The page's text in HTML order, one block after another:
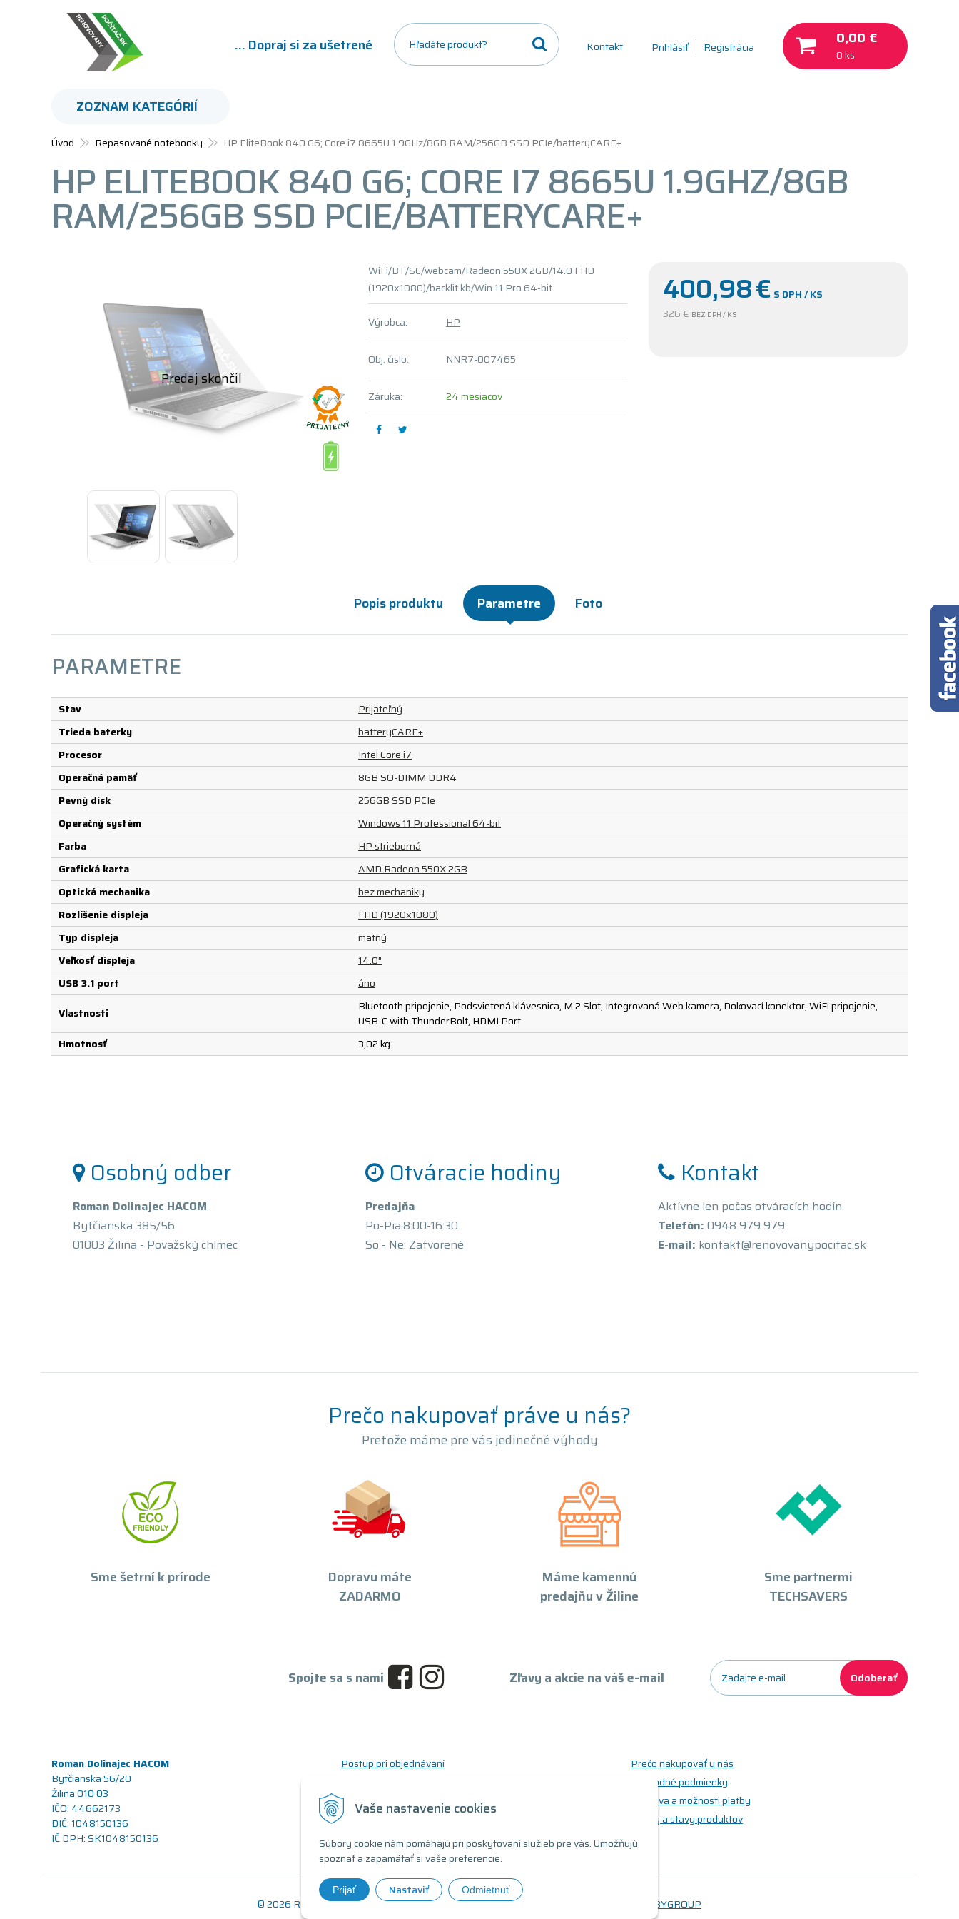
Vaše nastavenie cookies
Súbory cookie nám pomáhajú pri poskytovaní služieb pre vás. Umožňujú
spoznať a zapamätať si vaše preferencie.
Prijať Nastaviť Odmietnuť
... Dopraj si za ušetrené Prihlásiť Registrácia 0,00 €
0 ks
Kontakt
Úvod Repasované notebooky HP EliteBook 840 G6; Core i7 8665U 1.9GHz/8GB RAM/256GB SSD PCIe/batteryCARE+
HP ELITEBOOK 840 G6; CORE I7 8665U 1.9GHZ/8GB
RAM/256GB SSD PCIE/BATTERYCARE+
400,98€ S DPH / KS
326 € BEZ DPH / KS
WiFi/BT/SC/webcam/Radeon 550X 2GB/14.0 FHD
(1920x1080)/backlit kb/Win 11 Pro 64-bit
Výrobca: HP
Obj. čislo: NNR7-007465
Záruka: 24 mesiacov
Popis produktu Parametre Foto
PARAMETRE
Stav
Prijateľný
Trieda baterky
batteryCARE+
Procesor
Intel Core i7
Operačná pamäť
8GB SO-DIMM DDR4
Pevný disk
256GB SSD PCIe
Operačný systém
Windows 11 Professional 64-bit
Farba
HP strieborná
Grafická karta
AMD Radeon 550X 2GB
Optická mechanika
bez mechaniky
Rozlíšenie displeja
FHD (1920x1080)
Typ displeja
matný
Veľkosť displeja
14.0"
USB 3.1 port
áno
Vlastnosti
Bluetooth pripojenie, Podsvietená klávesnica, M.2 Slot, Integrovaná Web kamera, Dokovací konektor, WiFi pripojenie,
USB-C with ThunderBolt, HDMI Port
Hmotnosť
3,02 kg
ZOZNAM KATEGÓRIÍ
Osobný odber
Roman Dolinajec HACOM
Bytčianska 385/56
01003 Žilina - Považský chlmec
Otváracie hodiny
Predajňa
Po-Pia:8:00-16:30
So - Ne: Zatvorené
Kontakt
Aktívne len počas otváracích hodín
Telefón: 0948 979 979
E-mail: kontakt@renovovanypocitac.sk
Prečo nakupovať práve u nás?
Pretože máme pre vás jedinečné výhody
Sme šetrní k prírode
Dopravu máte
ZADARMO
Máme kamennú
predajňu v Žiline
Sme partnermi
TECHSAVERS
Spojte sa s nami Zľavy a akcie na váš e-mail Odoberať
Roman Dolinajec HACOM
Bytčianska 56/20
Žilina 010 03
IČO: 44662173
DIČ: 1048150136
IČ DPH: SK1048150136
Postup pri objednávaní
Reklamačný formulár
Odstúpenie od zmluvy (formulár)
Prečo nakupovať u nás
Obchodné podmienky
Doprava a možnosti platby
Triedy a stavy produktov
© 2026 Renovovaný počítač •tvorba eshopu cez UNIobchod WEBYGROUP